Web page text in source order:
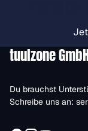
tuulzone
Du brauchst
Schreibe uns an: